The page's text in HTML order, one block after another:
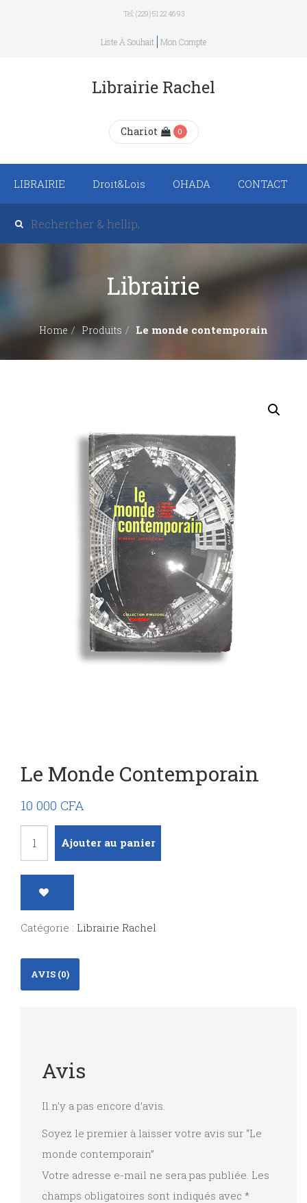
Tel: (229) 51 22 46 93
Liste À Souhait Mon Compte
Librairie Rachel
Chariot 0
LIBRAIRIE Droit&Lois
Recueil de texte de
lois
OHADA CONTACT
Librairie
Home Produits Le monde contemporain
Le Monde Contemporain
10 000 CFA
Le
monde
Ajouter au panier
Catégorie : Librairie Rachel
AVIS (0)
Avis
Il n’y a pas encore d’avis.
Soyez le premier à laisser votre avis sur “Le
monde contemporain”
Votre adresse e-mail ne sera pas publiée. Les
champs obligatoires sont indiqués avec *